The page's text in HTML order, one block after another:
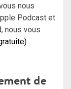
nous
Podcast et
nous vous
de